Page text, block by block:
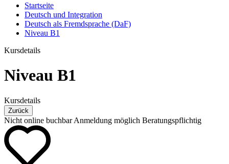
Startseite
Deutsch und Integration
Deutsch als Fremdsprache (DaF)
Niveau B1
Kursdetails
Niveau B1
Kursdetails
Zurück
Nicht online buchbar Anmeldung möglich Beratungspflichtig